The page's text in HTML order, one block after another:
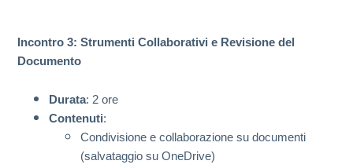
Incontro 3: Strumenti Collaborativi e Revisione del
Documento
Durata: 2 ore
Contenuti:
Condivisione e collaborazione su documenti
(salvataggio su OneDrive)